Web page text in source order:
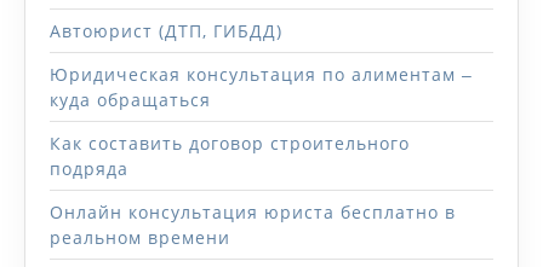
Автоюрист (ДТП, ГИБДД)
Юридическая консультация по алиментам ‒
куда обращаться
Как составить договор строительного
подряда
Онлайн консультация юриста бесплатно в
реальном времени